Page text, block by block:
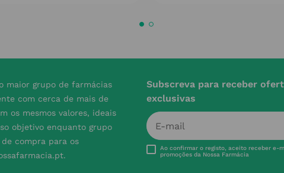
maior grupo de farmácias
com cerca de mais de
os mesmos valores, ideais
objetivo enquanto grupo
compra para os
Subscreva para receber
exclusivas
Ao confirmar o registo, aceito receber e-
promoções da Nossa Farmácia